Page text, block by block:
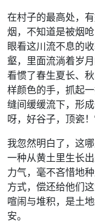
在村子的最高处，
烟，不知道是被烟
眼看这川流不息的
壑，里面流淌着岁
看惯了春生夏长、
样颜色的手，抓起
缝间缓缓流下，形
呀，好谷子，顶瓷！
我忽然明白了，这
一种从黄土里生长
力气，毫不吝惜地
方式，偿还给他们
喧闹与堆积，是土
安。